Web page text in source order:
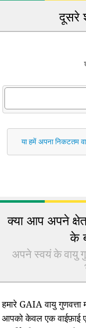
दूसरे
या हमें अपना निकटतम
क्या आप अपने
के
अपने स्वयं के वायु
हमारे GAIA वायु गुणवत्ता
आपको केवल एक वाईफ़ाई